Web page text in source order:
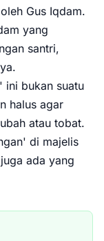
Gus Iqdam.
yang
santri,
ini bukan suatu
halus agar
atau tobat.
di majelis
ada yang